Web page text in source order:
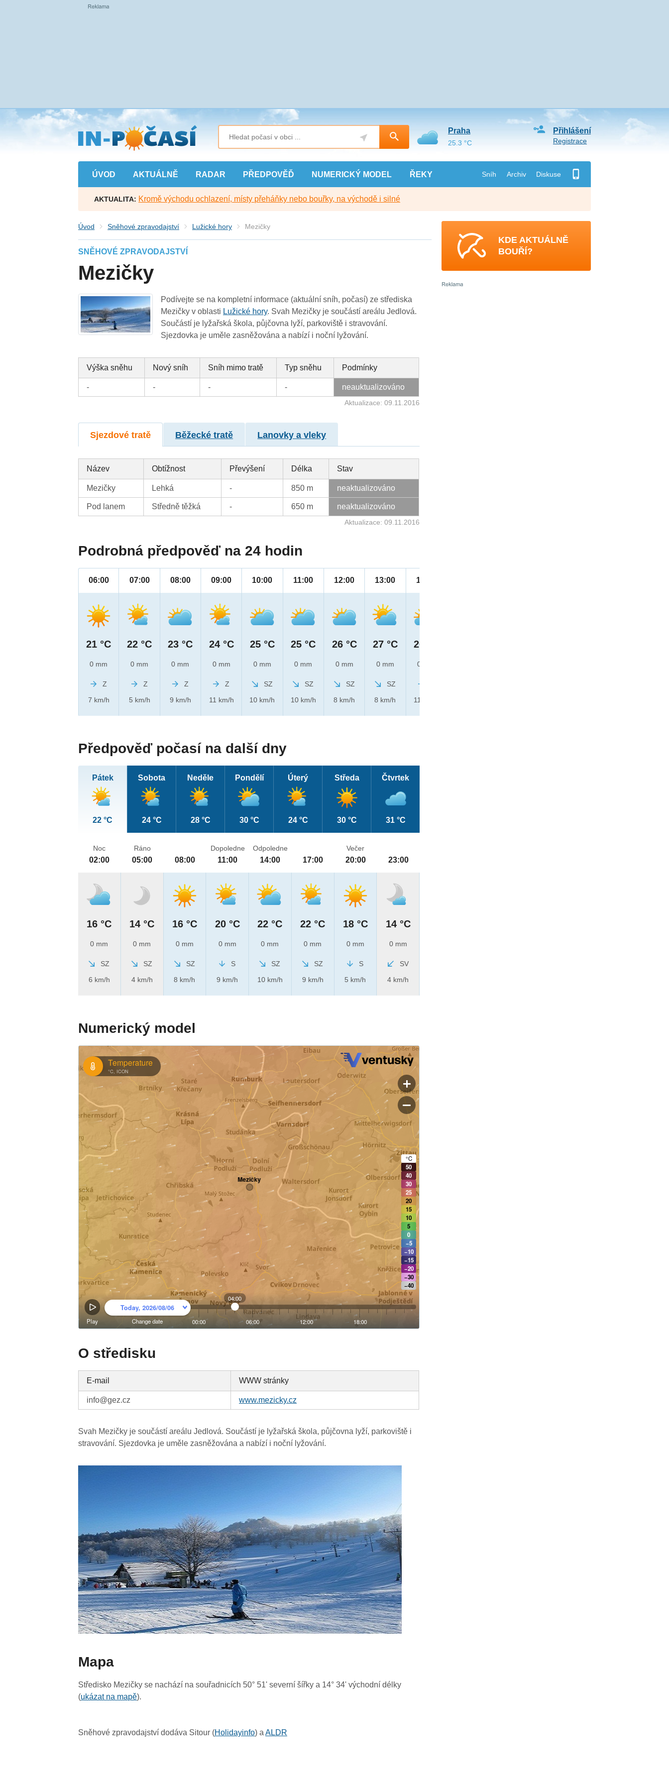
Přejít
na
hlavní
obsah
ÚVOD AKTUÁLNĚ RADAR PŘEDPOVĚĎ NUMERICKÝ MODEL ŘEKY Sníh Archiv Diskuse
Přihlášení
Registrace
Praha
25.3 °C
AKTUALITA: Kromě východu ochlazení, místy přeháňky nebo bouřky, na východě i silné
Úvod Sněhové zpravodajství Lužické hory Mezičky
SNĚHOVÉ ZPRAVODAJSTVÍ
Mezičky
Podívejte se na kompletní informace (aktuální sníh, počasí) ze střediska
Mezičky v oblasti Lužické hory. Svah Mezičky je součástí areálu Jedlová.
Součástí je lyžařská škola, půjčovna lyží, parkoviště i stravování.
Sjezdovka je uměle zasněžována a nabízí i noční lyžování.
Výška sněhu Nový sníh Sníh mimo tratě Typ sněhu Podmínky
- - - - neauktualizováno
Aktualizace: 09.11.2016
Sjezdové tratě Běžecké tratě Lanovky a vleky
Název Obtížnost Převýšení Délka Stav
Mezičky Lehká - 850 m neaktualizováno
Pod lanem Středně těžká - 650 m neaktualizováno
Aktualizace: 09.11.2016
Podrobná předpověď na 24 hodin
06:00
21 °C
0 mm
Z
7 km/h
07:00
22 °C
0 mm
Z
5 km/h
08:00
23 °C
0 mm
Z
9 km/h
09:00
24 °C
0 mm
Z
11 km/h
10:00
25 °C
0 mm
SZ
10 km/h
11:00
25 °C
0 mm
SZ
10 km/h
12:00
26 °C
0 mm
SZ
8 km/h
13:00
27 °C
0 mm
SZ
8 km/h
14:00
26 °C
0 mm
11 km/h
Předpověď počasí na další dny
Pátek
22 °C
Sobota
24 °C
Neděle
28 °C
Pondělí
30 °C
Úterý
24 °C
Středa
30 °C
Čtvrtek
31 °C
Noc
02:00
16 °C
0 mm
SZ
6 km/h
Ráno
05:00
14 °C
0 mm
SZ
4 km/h
08:00
16 °C
0 mm
SZ
8 km/h
Dopoledne
11:00
20 °C
0 mm
S
9 km/h
Odpoledne
14:00
22 °C
0 mm
SZ
10 km/h
17:00
22 °C
0 mm
SZ
9 km/h
Večer
20:00
18 °C
0 mm
S
5 km/h
23:00
14 °C
0 mm
SV
4 km/h
Numerický model
O středisku
E-mail WWW stránky
info@gez.cz www.mezicky.cz
Svah Mezičky je součástí areálu Jedlová. Součástí je lyžařská škola, půjčovna lyží, parkoviště i
stravování. Sjezdovka je uměle zasněžována a nabízí i noční lyžování.
Mapa
Středisko Mezičky se nachází na souřadnicích 50° 51' severní šířky a 14° 34' východní délky
(ukázat na mapě).
Sněhové zpravodajství dodáva Sitour (Holidayinfo) aALDR
KDE AKTUÁLNĚ
BOUŘÍ?